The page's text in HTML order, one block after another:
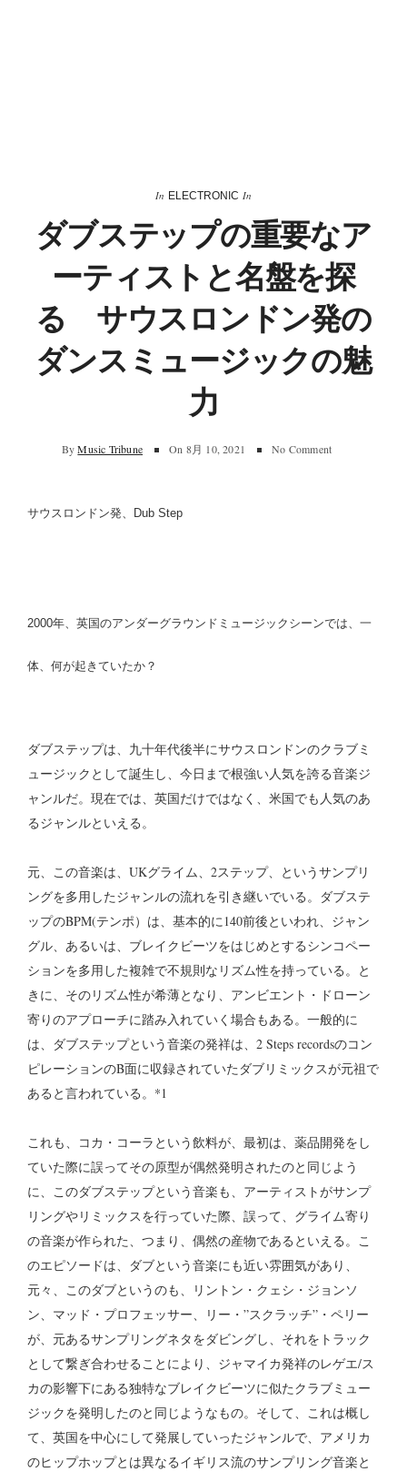
In ELECTRONIC In
ダブステップの重要なア
ーティストと名盤を探
る サウスロンドン発の
ダンスミュージックの魅
力
By Music Tribune On 8月 10, 2021 No Comment
サウスロンドン発、Dub Step
2000年、英国のアンダーグラウンドミュージックシーンでは、一
体、何が起きていたか？
ダブステップは、九十年代後半にサウスロンドンのクラブミ
ュージックとして誕生し、今日まで根強い人気を誇る音楽ジ
ャンルだ。現在では、英国だけではなく、米国でも人気のあ
るジャンルといえる。
元、この音楽は、UKグライム、2ステップ、というサンプリ
ングを多用したジャンルの流れを引き継いでいる。ダブステ
ップのBPM(テンポ）は、基本的に140前後といわれ、ジャン
グル、あるいは、ブレイクビーツをはじめとするシンコペー
ションを多用した複雑で不規則なリズム性を持っている。と
きに、そのリズム性が希薄となり、アンビエント・ドローン
寄りのアプローチに踏み入れていく場合もある。一般的に
は、ダブステップという音楽の発祥は、2 Steps recordsのコン
ピレーションのB面に収録されていたダブリミックスが元祖で
あると言われている。*1
これも、コカ・コーラという飲料が、最初は、薬品開発をし
ていた際に誤ってその原型が偶然発明されたのと同じよう
に、このダブステップという音楽も、アーティストがサンプ
リングやリミックスを行っていた際、誤って、グライム寄り
の音楽が作られた、つまり、偶然の産物であるといえる。こ
のエピソードは、ダブという音楽にも近い雰囲気があり、
元々、このダブというのも、リントン・クェシ・ジョンソ
ン、マッド・プロフェッサー、リー・”スクラッチ”・ペリー
が、元あるサンプリングネタをダビングし、それをトラック
として繋ぎ合わせることにより、ジャマイカ発祥のレゲエ/ス
カの影響下にある独特なブレイクビーツに似たクラブミュー
ジックを発明したのと同じようなもの。そして、これは概し
て、英国を中心にして発展していったジャンルで、アメリカ
のヒップホップとは異なるイギリス流のサンプリング音楽と